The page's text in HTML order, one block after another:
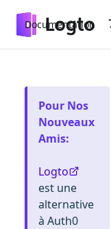
Documentation
Pour Nos
Nouveaux
Amis:
Logto
est une
alternative
à Auth0